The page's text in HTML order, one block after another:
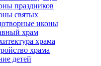
праздников
святых
иконы
храм
храма
храма
детей